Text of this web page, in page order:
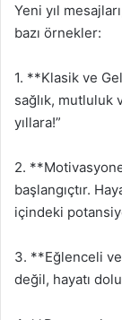
Yeni yıl
bazı örnekler:
1. **Klasik ve
sağlık, mutluluk
yıllara!”
2.
başlangıçtır.
içindeki
3. **Eğlenceli ve
değil, hayatı